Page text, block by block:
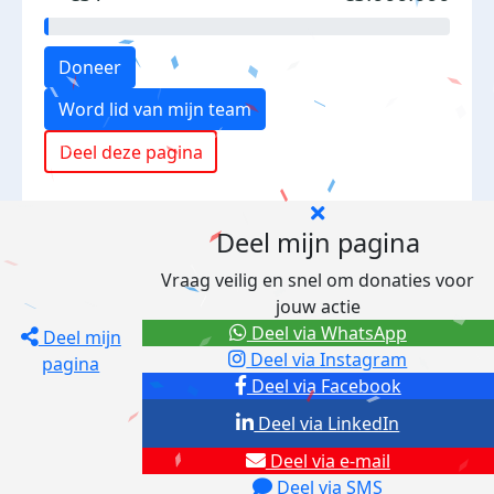
Doneer
Word lid van mijn team
Deel deze pagina
Deel mijn
pagina
Deel mijn pagina
Vraag veilig en snel om donaties voor
jouw actie
Deel via Facebook
Deel via Instagram
Deel via e-mail
Deel via SMS
Deel via LinkedIn
Deel via WhatsApp